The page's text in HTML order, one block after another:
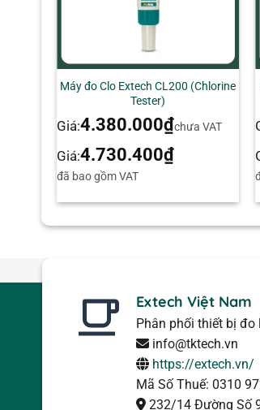
Máy đo Clo Extech CL200 (Chlorine
Tester)
Giá:4.380.000₫chưa VAT
Giá:4.730.400₫
đã bao gồm VAT
Extech Việt Nam
Phân phối thiết bị đo
info@tktech.vn
https://extech.vn/
Mã Số Thuế: 0310
232/14 Đường Số